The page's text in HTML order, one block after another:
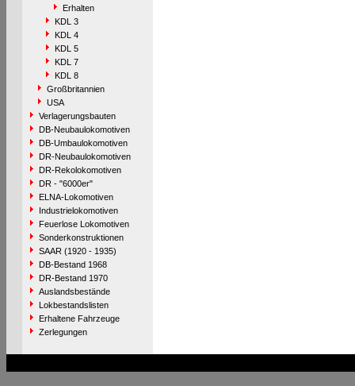
Erhalten
KDL 3
KDL 4
KDL 5
KDL 7
KDL 8
Großbritannien
USA
Verlagerungsbauten
DB-Neubaulokomotiven
DB-Umbaulokomotiven
DR-Neubaulokomotiven
DR-Rekolokomotiven
DR - "6000er"
ELNA-Lokomotiven
Industrielokomotiven
Feuerlose Lokomotiven
Sonderkonstruktionen
SAAR (1920 - 1935)
DB-Bestand 1968
DR-Bestand 1970
Auslandsbestände
Lokbestandslisten
Erhaltene Fahrzeuge
Zerlegungen